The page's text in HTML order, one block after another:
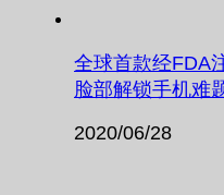
全球首款经FDA
脸部解锁手机难
2020/06/28